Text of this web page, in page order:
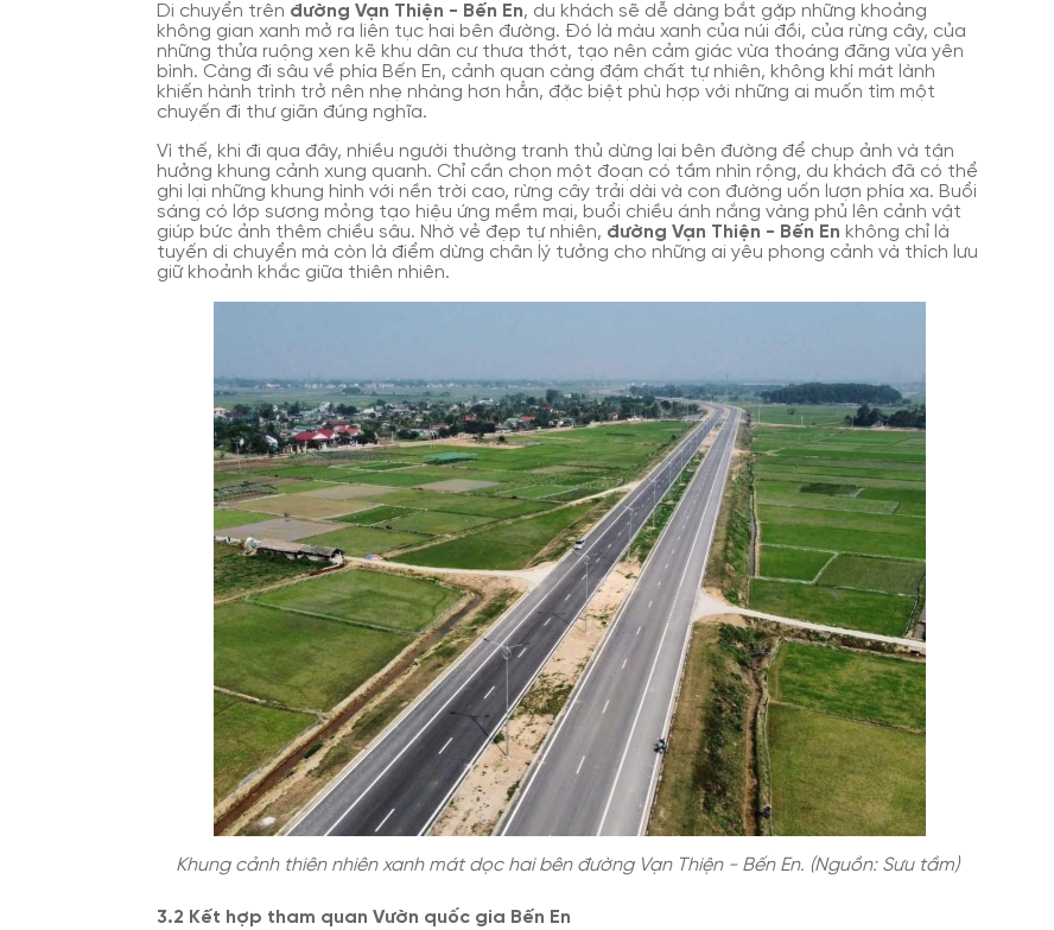
Di chuyển trên đường Vạn Thiện - Bến En, du khách sẽ dễ dàng bắt gặp những khoảng
không gian xanh mở ra liên tục hai bên đường. Đó là màu xanh của núi đồi, của rừng cây, của
những thửa ruộng xen kẽ khu dân cư thưa thớt, tạo nên cảm giác vừa thoáng đãng vừa yên
bình. Càng đi sâu về phía Bến En, cảnh quan càng đậm chất tự nhiên, không khí mát lành
khiến hành trình trở nên nhẹ nhàng hơn hẳn, đặc biệt phù hợp với những ai muốn tìm một
chuyến đi thư giãn đúng nghĩa.
Vì thế, khi đi qua đây, nhiều người thường tranh thủ dừng lại bên đường để chụp ảnh và tận
hưởng khung cảnh xung quanh. Chỉ cần chọn một đoạn có tầm nhìn rộng, du khách đã có thể
ghi lại những khung hình với nền trời cao, rừng cây trải dài và con đường uốn lượn phía xa. Buổi
sáng có lớp sương mỏng tạo hiệu ứng mềm mại, buổi chiều ánh nắng vàng phủ lên cảnh vật
giúp bức ảnh thêm chiều sâu. Nhờ vẻ đẹp tự nhiên, đường Vạn Thiện - Bến En không chỉ là
tuyến di chuyển mà còn là điểm dừng chân lý tưởng cho những ai yêu phong cảnh và thích lưu
giữ khoảnh khắc giữa thiên nhiên.
Khung cảnh thiên nhiên xanh mát dọc hai bên đường Vạn Thiện - Bến En. (Nguồn: Sưu tầm)
3.2 Kết hợp tham quan Vườn quốc gia Bến En